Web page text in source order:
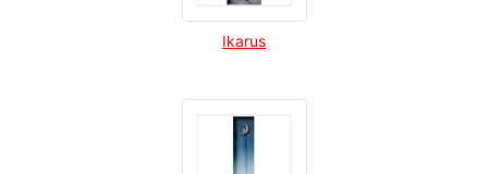
Ikarus